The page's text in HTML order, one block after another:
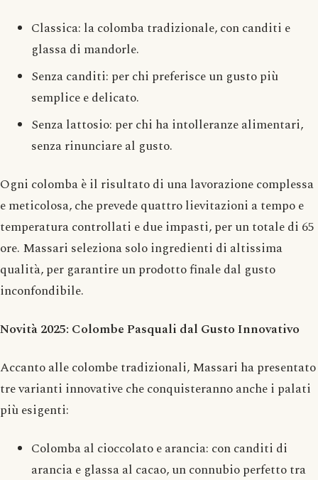
Classica: la colomba tradizionale, con canditi e
glassa di mandorle.
Senza canditi: per chi preferisce un gusto più
semplice e delicato.
Senza lattosio: per chi ha intolleranze alimentari,
senza rinunciare al gusto.
Ogni colomba è il risultato di una lavorazione complessa
e meticolosa, che prevede quattro lievitazioni a tempo e
temperatura controllati e due impasti, per un totale di 65
ore. Massari seleziona solo ingredienti di altissima
qualità, per garantire un prodotto finale dal gusto
inconfondibile.
Novità 2025: Colombe Pasquali dal Gusto Innovativo
Accanto alle colombe tradizionali, Massari ha presentato
tre varianti innovative che conquisteranno anche i palati
più esigenti:
Colomba al cioccolato e arancia: con canditi di
arancia e glassa al cacao, un connubio perfetto tra